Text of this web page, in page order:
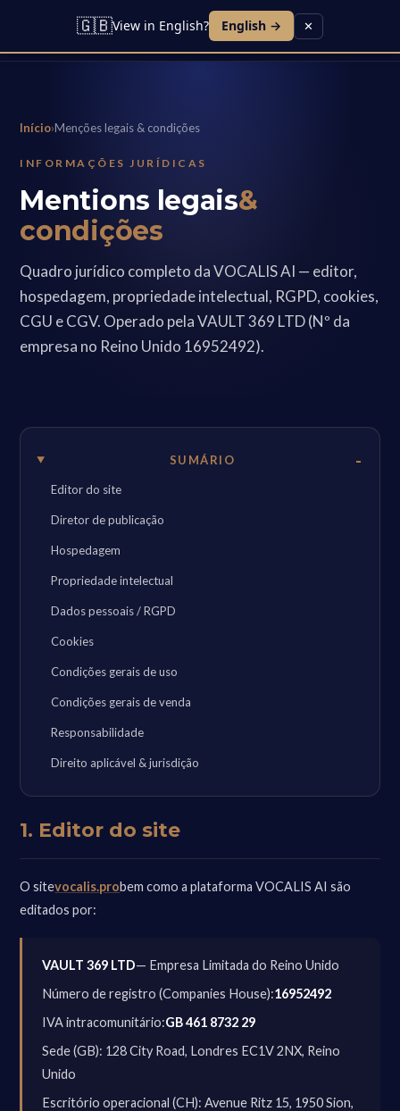
Início›Menções legais & condições
INFORMAÇÕES JURÍDICAS
Mentions legais&
condições
Quadro jurídico completo da VOCALIS AI — editor,
hospedagem, propriedade intelectual, RGPD, cookies,
CGU e CGV. Operado pela VAULT 369 LTD (Nº da
empresa no Reino Unido 16952492).
SUMÁRIO
Editor do site
Diretor de publicação
Hospedagem
Propriedade intelectual
Dados pessoais / RGPD
Cookies
Condições gerais de uso
Condições gerais de venda
Responsabilidade
Direito aplicável & jurisdição
1. Editor do site
O sitevocalis.probem como a plataforma VOCALIS AI são
editados por:
VAULT 369 LTD— Empresa Limitada do Reino Unido
Número de registro (Companies House):16952492
IVA intracomunitário:GB 461 8732 29
Sede (GB): 128 City Road, Londres EC1V 2NX, Reino
Unido
Escritório operacional (CH): Avenue Ritz 15, 1950 Sion,
🇬🇧View in English? English → ✕